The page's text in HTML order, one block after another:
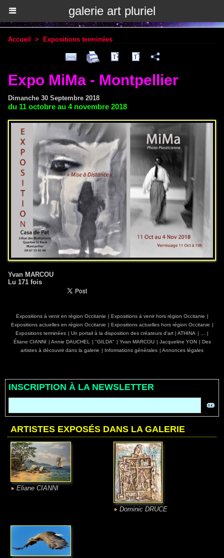
galerie art pluriel
Accueil > Expositions terminées
Expo MiMa - Montpellier
Dimanche 30 Septembre 2018
du 11 octobre au 4 novembre 2018
Yvan MARCOU
Lu 171 fois
Expositions à venir en région Occitanie | Expositions à venir hors région Occitanie |
Expositions actuelles en région Occitanie | Expositions actuelles hors région Occitanie |
Expositions terminées | Un portail à la disposition des créateurs d'art | ATHINA |
|
Éliane CIANNI | Annie DAUCHEL | "GILDA" | Yvan MARCOU | Jacqueline YON | Des
artistes à découvrir dans la galerie | Informations générales | Annonces légales
INSCRIPTION À LA NEWSLETTER
ARTISTES EXPOSÉS DANS LA GALERIE
Eliane CIANNI
Dominic DRUCE